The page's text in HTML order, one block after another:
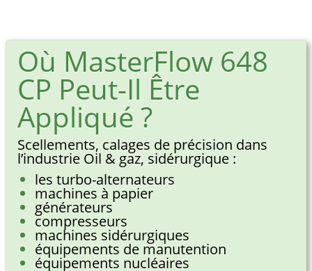
Où MasterFlow 648
CP Peut-Il Être
Appliqué ?
Scellements, calages de précision dans
l’industrie Oil & gaz, sidérurgique :
les turbo-alternateurs
machines à papier
générateurs
compresseurs
machines sidérurgiques
équipements de manutention
équipements nucléaires